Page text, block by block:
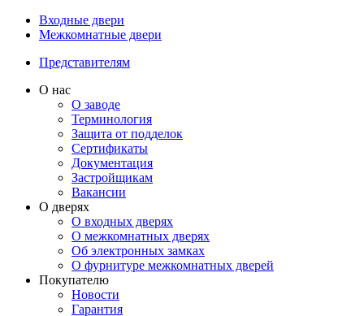
Входные двери
Межкомнатные двери
Представителям
О нас
О заводе
Терминология
Защита от подделок
Сертификаты
Документация
Застройщикам
Вакансии
О дверях
О входных дверях
О межкомнатных дверях
Об электронных замках
О фурнитуре межкомнатных дверей
Покупателю
Новости
Гарантия